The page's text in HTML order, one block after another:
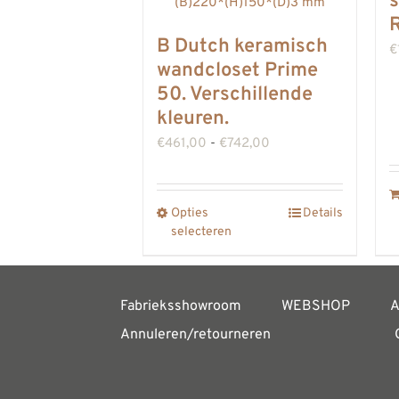
B Dutch keramisch
wandcloset Prime
50. Verschillende
kleuren.
€461,00 - €742,00
tot
€742,00
Opties
selecteren
heeft
meerdere
Details
€
Fabrieksshowroom WEBSHOP
Annuleren/retourneren